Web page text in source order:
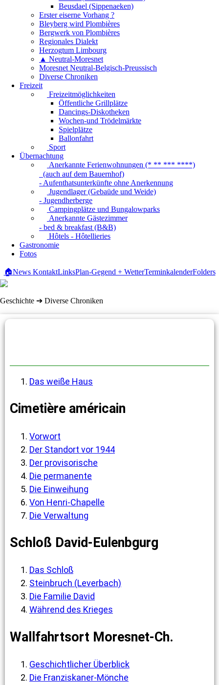
Beusdael (Sippenaeken)
Erster eiserne Vorhang ?
Bleyberg wird Plombières
Bergwerk von Plombières
Regionales Dialekt
Herzogtum Limbourg
▲ Neutral-Moresnet
Moresnet Neutral-Belgisch-Preussisch
Diverse Chroniken
Freizeit
Freizeitmöglichkeiten
Öffentliche Grillplätze
Dancings-Diskotheken
Wochen-und Trödelmärkte
Spielplätze
Ballonfahrt
Sport
Übernachtung
Anerkannte Ferienwohnungen (* ** *** ****)
(auch auf dem Bauernhof)
- Aufenthatsunterkünfte ohne Anerkennung
Jugendlager (Gebaüde und Weide)
- Jugendherberge
Campingplätze und Bungalowparks
Anerkannte Gästezimmer
- bed & breakfast (B&B)
Hôtels - Hôtellieries
Gastronomie
Fotos
🏠News KontaktLinksPlan-Gegend + WetterTerminkalenderFolders
Geschichte ➔ Diverse Chroniken
Das weiße Haus
Cimetière américain
Vorwort
Der Standort vor 1944
Der provisorische
Die permanente
Die Einweihung
Von Henri-Chapelle
Die Verwaltung
Schloß David-Eulenbgurg
Das Schloß
Steinbruch (Leverbach)
Die Familie David
Während des Krieges
Wallfahrtsort Moresnet-Ch.
Geschichtlicher Überblick
Die Franziskaner-Mönche